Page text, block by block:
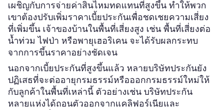
เผชิญกับการจ่ายค่าสินไหมทดแทนที่สูงขึ้น ทำให้พวก
เขาต้องปรับเพิ่มราคาเบี้ยประกันเพื่อชดเชยความเสี่ยง
ที่เพิ่มขึ้น เจ้าของบ้านในพื้นที่เสี่ยงสูง เช่น พื้นที่เสี่ยงต่อ
น้ำท่วม ไฟป่า หรือพายุเฮอริเคน จะได้รับผลกระทบ
จากการขึ้นราคาอย่างชัดเจน
นอกจากเบี้ยประกันที่สูงขึ้นแล้ว หลายบริษัทประกันยัง
ปฏิเสธที่จะต่ออายุกรมธรรม์หรือออกกรมธรรม์ใหม่ให้
กับลูกค้าในพื้นที่เหล่านี้ ตัวอย่างเช่น บริษัทประกัน
หลายแห่งได้ถอนตัวออกจากแคลิฟอร์เนียและ